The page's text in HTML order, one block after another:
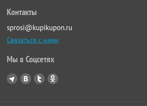
Контакты
sprosi@kupikupon.ru
Связаться с нами
Мы в Соцсетях